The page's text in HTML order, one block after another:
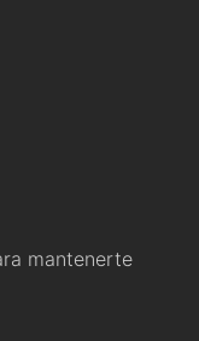
mantenerte